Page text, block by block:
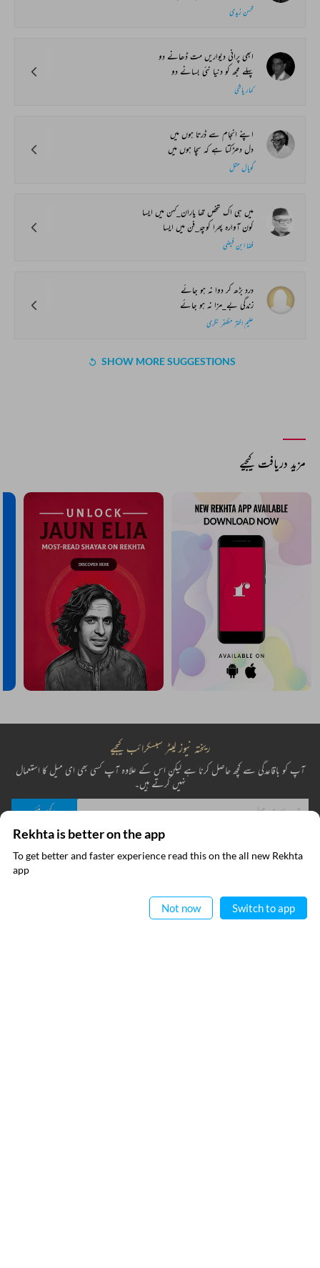
محسن زیدی
ابھی پرانی دیواریں مت ڈھانے دو
پہلے مجھ کو دنیا نئی بسانے دو
کمار پاشی
اپنے انجام سے ڈرتا ہوں میں
دل دھڑکتا ہے کہ سچا ہوں میں
گوپال متل
میں ہی اک شخص تھا یاران_کہن میں ایسا
کون آوارہ پھرا کوچۂ_فن میں ایسا
فضا ابن فیضی
درد بڑھ کر دوا نہ ہو جائے
زندگی بے_مزا نہ ہو جائے
علیم اختر مظفر نگری
SHOW MORE SUGGESTIONS
Comment
Rekhta is better on the app
To get better and faster experience read this on the all new Rekhta
app
Not now Switch to app